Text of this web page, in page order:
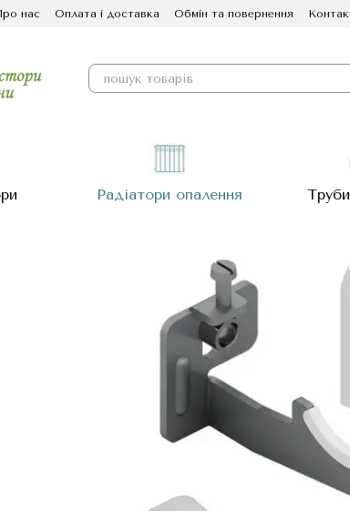
контенту
нас Оплата і доставка Обмін та повернення
Радіатори опалення